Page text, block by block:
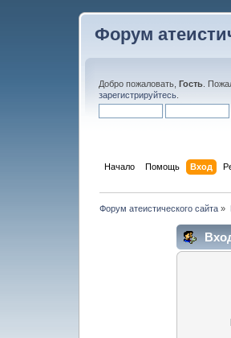
Форум
Добро пожаловать, Гость .
зарегистрируйтесь
Начало Помощь Вход
Форум атеистического сайта »